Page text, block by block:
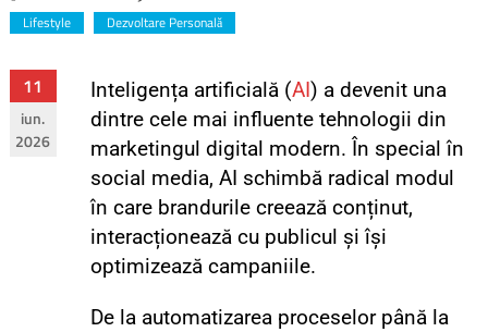
Lifestyle Dezvoltare Personală
11
iun.
2026
Inteligența artificială (AI) a devenit una
dintre cele mai influente tehnologii din
marketingul digital modern. În special în
social media, AI schimbă radical modul
în care brandurile creează conținut,
interacționează cu publicul și își
optimizează campaniile.
De la automatizarea proceselor până la